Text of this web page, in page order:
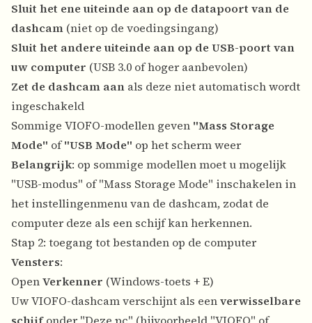
Sluit het ene uiteinde aan op de datapoort van de
dashcam (niet op de voedingsingang)
Sluit het andere uiteinde aan op de USB-poort van
uw computer (USB 3.0 of hoger aanbevolen)
Zet de dashcam aan als deze niet automatisch wordt
ingeschakeld
Sommige VIOFO-modellen geven "Mass Storage
Mode" of"USB Mode" op het scherm weer
Belangrijk: op sommige modellen moet u mogelijk
"USB-modus" of "Mass Storage Mode" inschakelen in
het instellingenmenu van de dashcam, zodat de
computer deze als een schijf kan herkennen.
Stap 2: toegang tot bestanden op de computer
Vensters:
OpenVerkenner (Windows-toets + E)
Uw VIOFO-dashcam verschijnt als eenverwisselbare